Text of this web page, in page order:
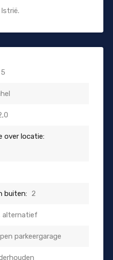
5
over locatie:
buiten: 2
alternatief
parkeergarage